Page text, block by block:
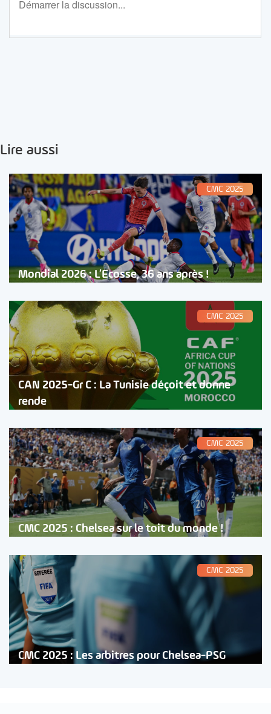
Lire aussi
CMC 2025
Mondial 2026 : L’Ecosse, 36 ans après !
CMC 2025
CAN 2025-Gr C : La Tunisie déçoit et donne
rende
CMC 2025
CMC 2025 : Chelsea sur le toit du monde !
CMC 2025
CMC 2025 : Les arbitres pour Chelsea-PSG